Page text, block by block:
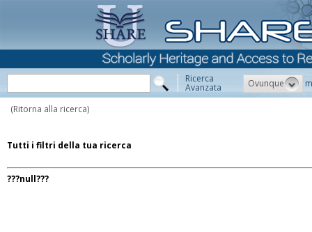
Ricerca
Avanzata Ovunque
(Ritorna alla ricerca)
Tutti i filtri della tua ricerca
???null???